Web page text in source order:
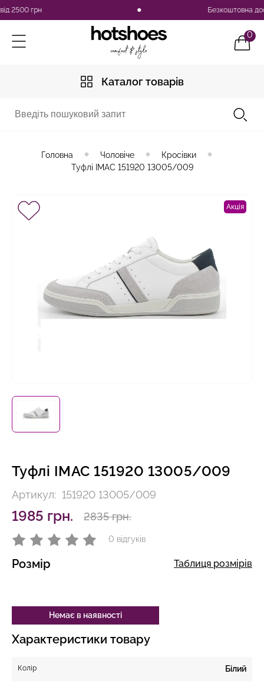
грн Безкоштовна
0
Каталог товарів
Головна Чоловіче
Кросівки
Туфлі IMAC 151920 13005/009
Акція
Туфлі IMAC 151920 13005/009
Артикул: 151920 13005/009
1985 грн. 2835 грн.
0 відгуків
Розмір Таблиця розмірів
Немає в наявності
Характеристики товару
Колір Білий